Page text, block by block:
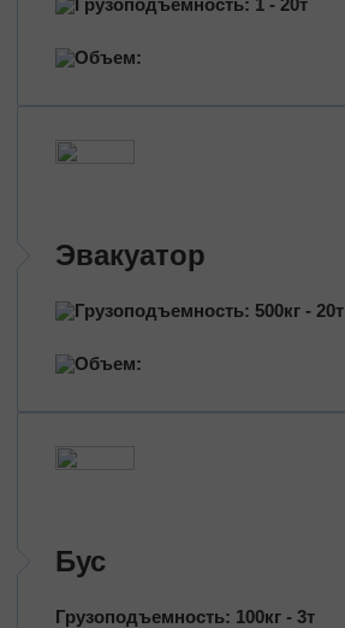
Перевозка нефтепродуктов
Перевозка цветов
Грузоподъемность: 1 - 20т
Объем:
Эвакуатор
Грузоподъемность: 500кг - 20т
Объем:
Бус
Грузоподъемность: 100кг - 3т